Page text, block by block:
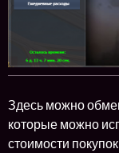
Здесь можно
которые можно
стоимости